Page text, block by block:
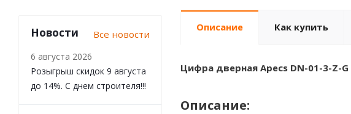
Описание Как купить
Цифра дверная Apecs DN-01-3-Z-G
Описание:
Новости Все новости
6 августа 2026
Розыгрыш скидок 9 августа
до 14%. С днем строителя!!!